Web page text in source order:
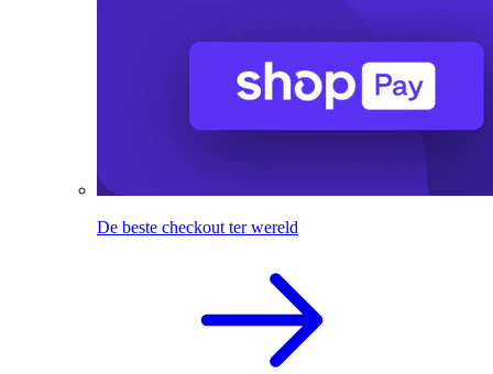
De beste checkout ter wereld